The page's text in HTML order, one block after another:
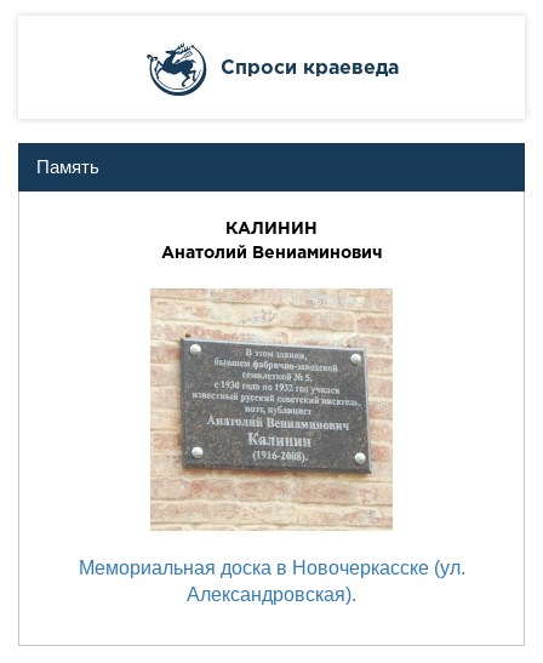
Cпроси краеведа
Память
КАЛИНИН
Анатолий Вениаминович
Мемориальная доска в Новочеркасске (ул.
Александровская).